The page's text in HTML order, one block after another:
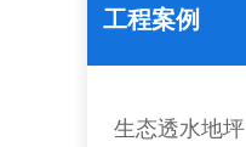
工程案例
生态透水地坪